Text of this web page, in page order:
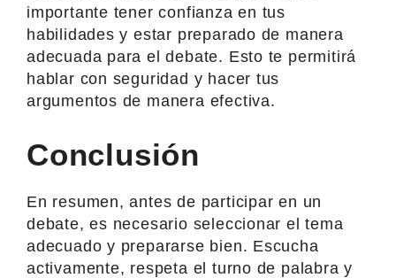
importante tener confianza en tus
habilidades y estar preparado de manera
adecuada para el debate. Esto te permitirá
hablar con seguridad y hacer tus
argumentos de manera efectiva.
Conclusión
En resumen, antes de participar en un
debate, es necesario seleccionar el tema
adecuado y prepararse bien. Escucha
activamente, respeta el turno de palabra y